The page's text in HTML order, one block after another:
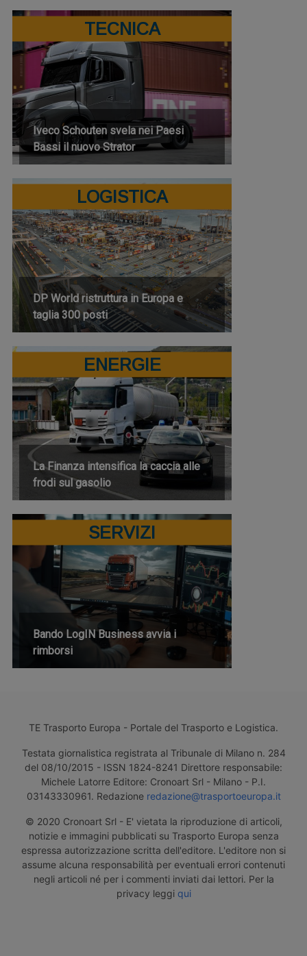
TECNICA
Iveco Schouten svela nei Paesi
Bassi il nuovo Strator
LOGISTICA
DP World ristruttura in Europa e
taglia 300 posti
ENERGIE
La Finanza intensifica la caccia alle
frodi sul gasolio
SERVIZI
Bando LogIN Business avvia i
rimborsi
TE Trasporto Europa - Portale del Trasporto e Logistica.
Testata giornalistica registrata al Tribunale di Milano n. 284
del 08/10/2015 - ISSN 1824-8241 Direttore responsabile:
Michele Latorre Editore: Cronoart Srl - Milano - P.I.
03143330961. Redazione redazione@trasportoeuropa.it
© 2020 Cronoart Srl - E' vietata la riproduzione di articoli,
notizie e immagini pubblicati su Trasporto Europa senza
espressa autorizzazione scritta dell'editore. L'editore non si
assume alcuna responsabilità per eventuali errori contenuti
negli articoli né per i commenti inviati dai lettori. Per la
privacy leggi qui